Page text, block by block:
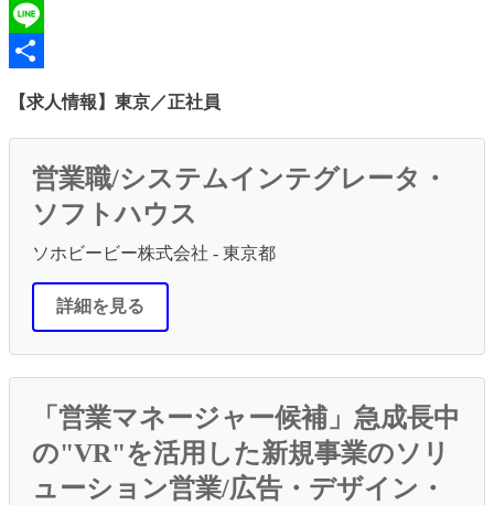
Hatena
Line
【求人情報】東京／正社員
営業職/システムインテグレータ・
ソフトハウス
ソホビービー株式会社 - 東京都
詳細を見る
「営業マネージャー候補」急成長中
の"VR"を活用した新規事業のソリ
ューション営業/広告・デザイン・